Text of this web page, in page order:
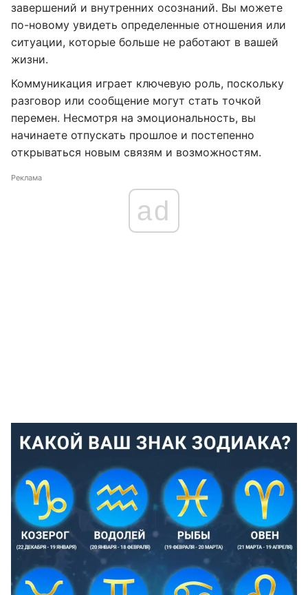
завершений и внутренних осознаний. Вы можете
по-новому увидеть определенные отношения или
ситуации, которые больше не работают в вашей
жизни.
Коммуникация играет ключевую роль, поскольку
разговор или сообщение могут стать точкой
перемен. Несмотря на эмоциональность, вы
начинаете отпускать прошлое и постепенно
открываться новым связям и возможностям.
Реклама
ad